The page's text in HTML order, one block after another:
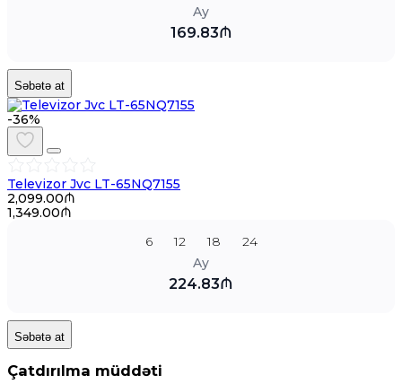
Ay
169.83₼
Səbətə at
-36%
Televizor Jvc LT-65NQ7155
2,099.00₼
1,349.00₼
6
12 18
24
Ay
224.83₼
Səbətə at
Çatdırılma müddəti